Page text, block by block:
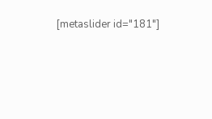
[metaslider id="181"]